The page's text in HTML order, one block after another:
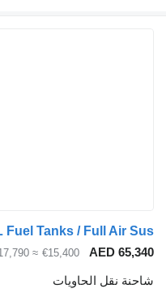
€15,400
≈ $17,790
الحاويات